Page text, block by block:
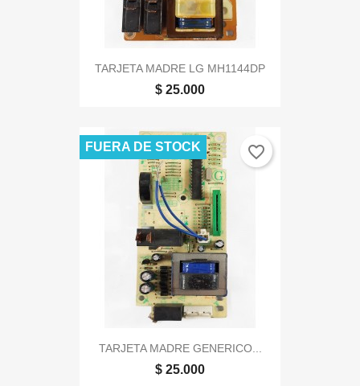
TARJETA MADRE LG MH1144DP
$ 25.000
TARJETA MADRE GENERICO...
$ 25.000
FUERA DE STOCK favorite_border